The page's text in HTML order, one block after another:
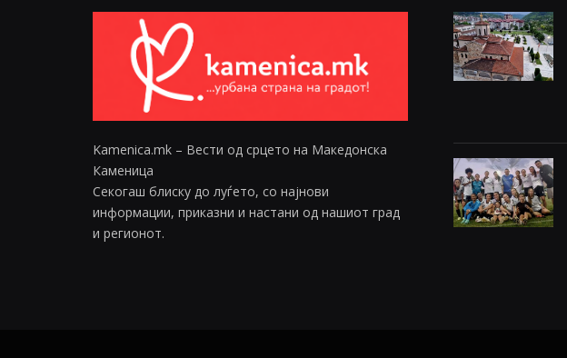
Kamenica.mk – Вести од срцето на Македонска
Каменица
Секогаш блиску до луѓето, со најнови
информации, приказни и настани од нашиот град
и регионот.